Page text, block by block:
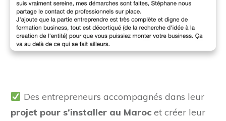
Des entrepreneurs accompagnés dans leur
projet pour s’installer au Maroc et créer leur